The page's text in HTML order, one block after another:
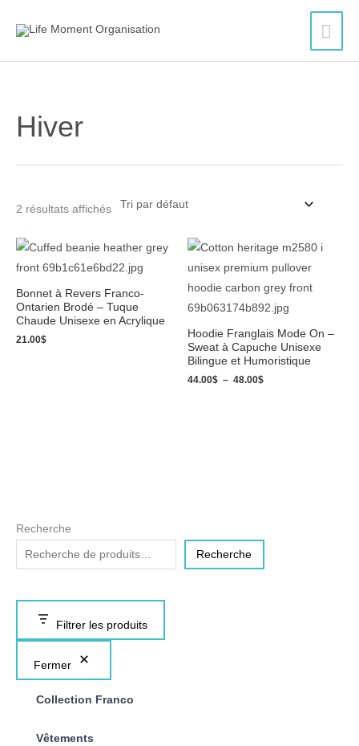
Recherche
Recherche
Filtrer les produits
Fermer
Collection Franco
Vêtements
Hiver
2 résultats affichés
Bonnet à Revers Franco-
Ontarien Brodé – Tuque
Chaude Unisexe en Acrylique
21.00$
Hoodie Franglais Mode On –
Sweat à Capuche Unisexe
Bilingue et Humoristique
44.00$ – 48.00$
Plage
de
prix :
44.00$
à
48.00$